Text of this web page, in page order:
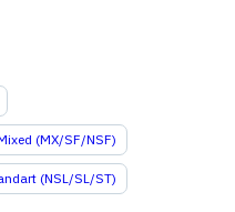
(MX/SF/NSF)
(NSL/SL/ST)